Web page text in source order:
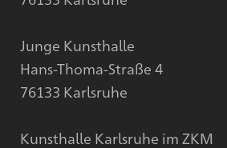
Junge Kunsthalle
Hans-Thoma-Straße 4
76133 Karlsruhe
Kunsthalle Karlsruhe im ZKM